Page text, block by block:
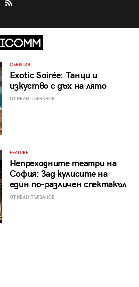
СЪБИТИЯ
Exotic Soirée: Танци и
изкуство с дъх на лято
ОТ ИВАН ПЪРВАНОВ
FEATURE
Непреходните театри на
София: Зад кулисите на
един по-различен спектакъл
ОТ ИВАН ПЪРВАНОВ